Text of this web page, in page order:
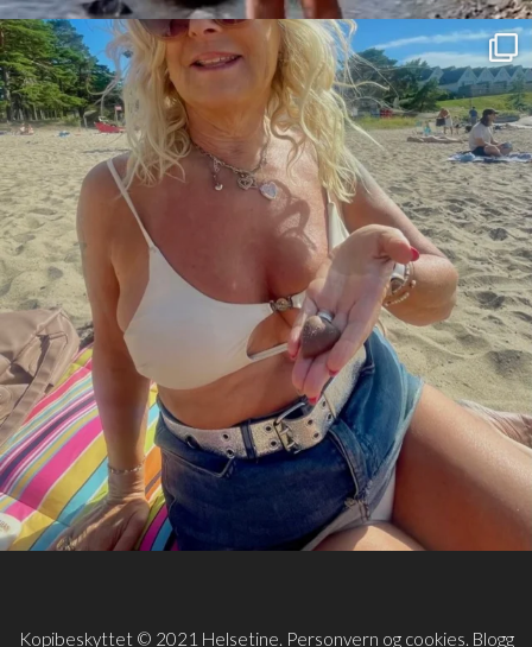
Kopibeskyttet © 2021 Helsetine. Personvern og cookies. Blogg